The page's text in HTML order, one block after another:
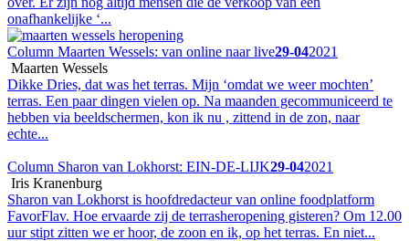
onafhankelijke ‘...
Column Maarten Wessels: van online naar live29-042021
Maarten Wessels
Dikke Dries, dat was het terras. Mijn ‘omdat we weer mochten’
terras. Een paar dingen vielen op. Na maanden gecommuniceerd te
hebben via beeldschermen, kon ik nu , zittend in de zon, naar
echte...
Column Sharon van Lokhorst: EIN-DE-LIJK29-042021
Iris Kranenburg
Sharon van Lokhorst is hoofdredacteur van online foodplatform
FavorFlav. Hoe ervaarde zij de terrasheropening gisteren? Om 12.00
uur stipt zitten we er hoor, de zoon en ik, op het terras. En niet...